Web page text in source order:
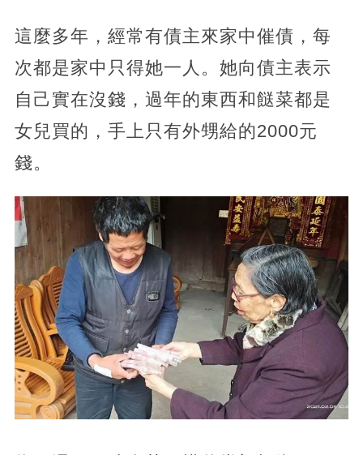
這麼多年，經常有債主來家中催債，每
次都是家中只得她一人。她向債主表示
自己實在沒錢，過年的東西和餸菜都是
女兒買的，手上只有外甥給的2000元
錢。